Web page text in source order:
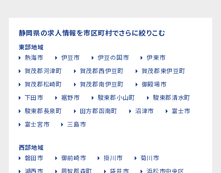
静岡県の求人情報を市区町村でさらに絞りこむ
東部地域
熱海市
伊豆市 伊豆の国市
伊東市
賀茂郡河津町
賀茂郡西伊豆町
賀茂郡東伊豆町
賀茂郡松崎町
賀茂郡南伊豆町
御殿場市
下田市
裾野市 駿東郡小山町
駿東郡清水町
駿東郡長泉町
田方郡函南町 沼津市
富士市
富士宮市
三島市
西部地域
磐田市
御前崎市 掛川市
菊川市
湖西市
周智郡森町 袋井市 浜松市中央区